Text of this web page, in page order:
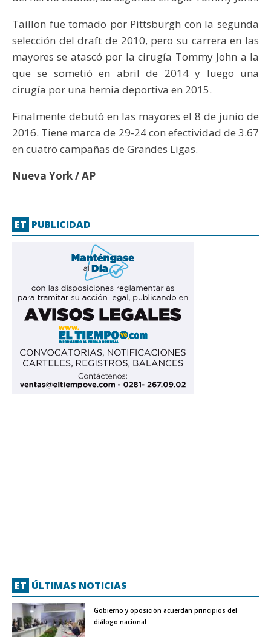
Taillon fue tomado por Pittsburgh con la segunda
selección del draft de 2010, pero su carrera en las
mayores se atascó por la cirugía Tommy John a la
que se sometió en abril de 2014 y luego una
cirugía por una hernia deportiva en 2015.
Finalmente debutó en las mayores el 8 de junio de
2016. Tiene marca de 29-24 con efectividad de 3.67
en cuatro campañas de Grandes Ligas.
Nueva York / AP
ET PUBLICIDAD
ET ÚLTIMAS NOTICIAS
Gobierno y oposición acuerdan principios del
diálogo nacional